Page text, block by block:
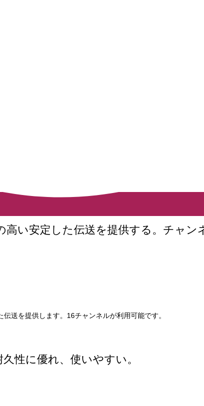
い安定した伝送を提供する。チャン
性に優れ、使いやすい。